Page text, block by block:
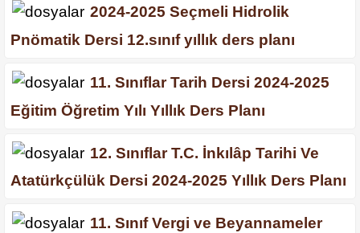
2024-2025 Seçmeli Hidrolik
Pnömatik Dersi 12.sınıf yıllık ders planı
11. Sınıflar Tarih Dersi 2024-2025
Eğitim Öğretim Yılı Yıllık Ders Planı
12. Sınıflar T.C. İnkılâp Tarihi Ve
Atatürkçülük Dersi 2024-2025 Yıllık Ders Planı
11. Sınıf Vergi ve Beyannameler